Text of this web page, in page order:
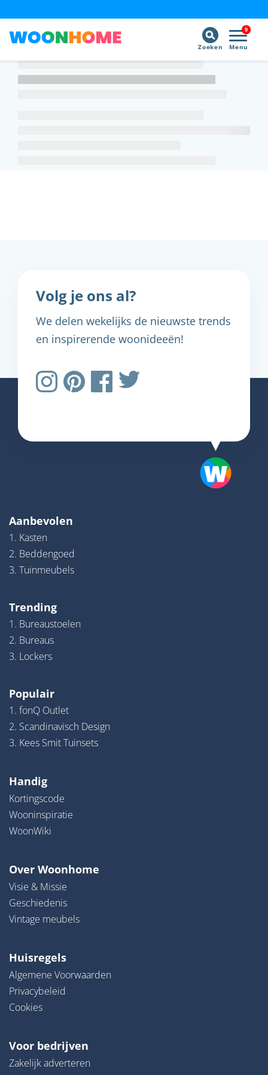
9
Menu
Zoeken
Volg je ons al?
We delen wekelijks de nieuwste trends
en inspirerende woonideeën!
Aanbevolen
1. Kasten
2. Beddengoed
3. Tuinmeubels
Trending
1. Bureaustoelen
2. Bureaus
3. Lockers
Populair
1. fonQ Outlet
2. Scandinavisch Design
3. Kees Smit Tuinsets
Handig
Kortingscode
Wooninspiratie
WoonWiki
Over Woonhome
Visie & Missie
Geschiedenis
Vintage meubels
Huisregels
Algemene Voorwaarden
Privacybeleid
Cookies
Voor bedrijven
Zakelijk adverteren